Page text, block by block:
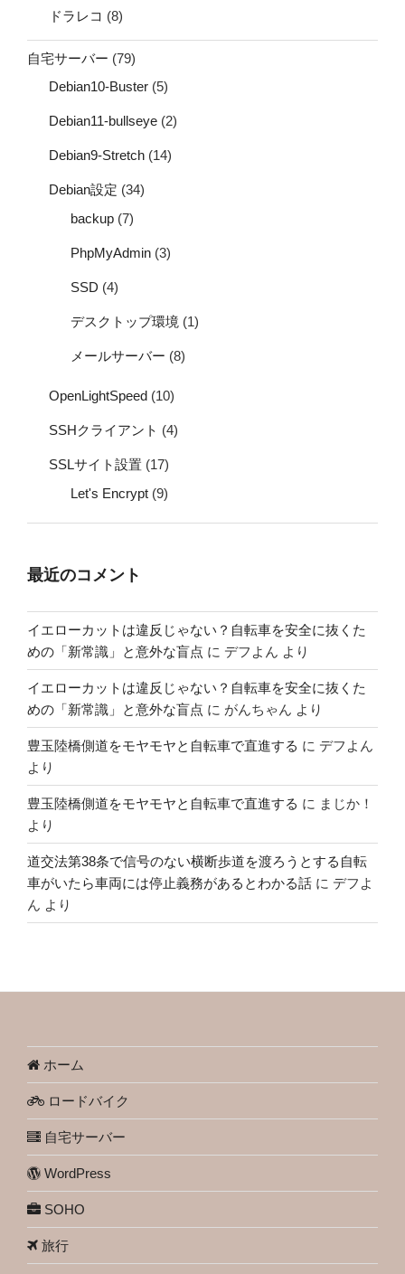
ドラレコ (8)
自宅サーバー (79)
Debian10-Buster (5)
Debian11-bullseye (2)
Debian9-Stretch (14)
Debian設定 (34)
backup (7)
PhpMyAdmin (3)
SSD (4)
デスクトップ環境 (1)
メールサーバー (8)
OpenLightSpeed (10)
SSHクライアント (4)
SSLサイト設置 (17)
Let's Encrypt (9)
最近のコメント
イエローカットは違反じゃない？自転車を安全に抜くた
めの「新常識」と意外な盲点 に デフよん より
イエローカットは違反じゃない？自転車を安全に抜くた
めの「新常識」と意外な盲点 に がんちゃん より
豊玉陸橋側道をモヤモヤと自転車で直進する に デフよん
より
豊玉陸橋側道をモヤモヤと自転車で直進する に まじか！
より
道交法第38条で信号のない横断歩道を渡ろうとする自転
車がいたら車両には停止義務があるとわかる話 に デフよ
ん より
ホーム
ロードバイク
自宅サーバー
WordPress
SOHO
旅行